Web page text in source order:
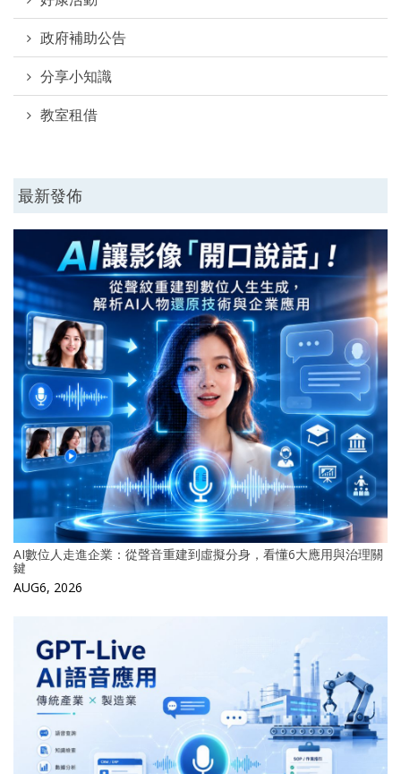
政府補助公告
分享小知識
教室租借
最新發佈
AI數位人走進企業：從聲音重建到虛擬分身，看懂6大應用與治理關
鍵
AUG6, 2026